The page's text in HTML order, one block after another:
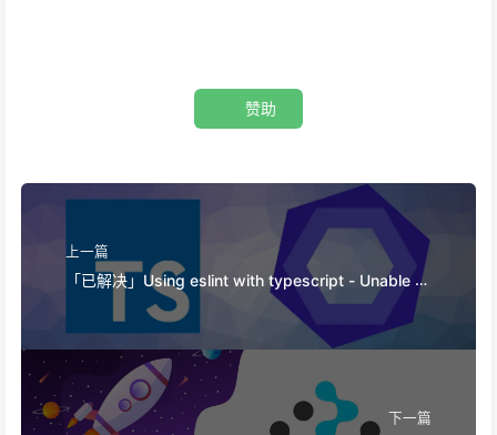
赞助
上一篇
「已解决」Using eslint with typescript - Unable to
resolve path to module
下一篇